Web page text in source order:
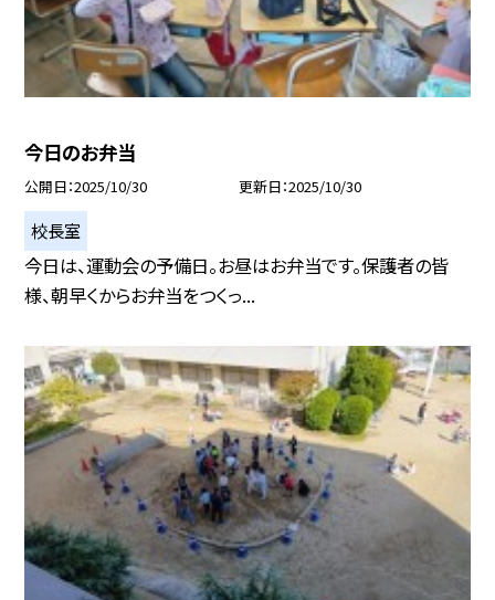
今日のお弁当
公開日 2025/10/30 更新日 2025/10/30
校長室
今日は、運動会の予備日。お昼はお弁当です。保護者の皆
様、朝早くからお弁当をつくっ...